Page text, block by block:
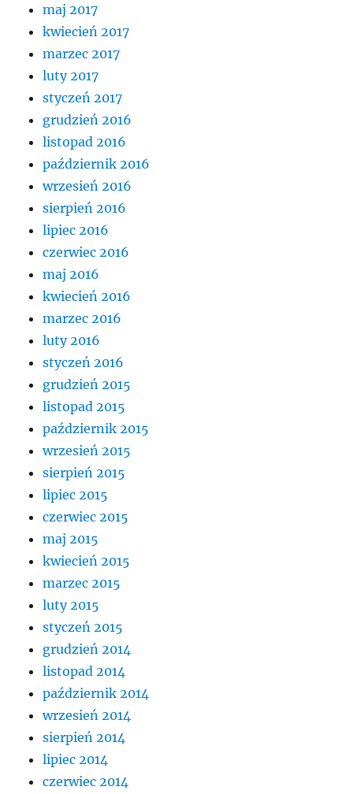
maj 2017
kwiecień 2017
marzec 2017
luty 2017
styczeń 2017
grudzień 2016
listopad 2016
październik 2016
wrzesień 2016
sierpień 2016
lipiec 2016
czerwiec 2016
maj 2016
kwiecień 2016
marzec 2016
luty 2016
styczeń 2016
grudzień 2015
listopad 2015
październik 2015
wrzesień 2015
sierpień 2015
lipiec 2015
czerwiec 2015
maj 2015
kwiecień 2015
marzec 2015
luty 2015
styczeń 2015
grudzień 2014
listopad 2014
październik 2014
wrzesień 2014
sierpień 2014
lipiec 2014
czerwiec 2014